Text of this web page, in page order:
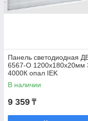
Панель светодиодная
6567-O 1200х180х20мм
4000К опал IEK
В наличии
9 359 ₸